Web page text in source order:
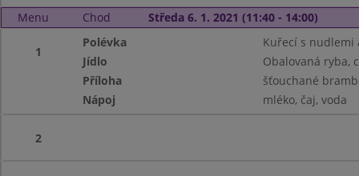
Menu Chod Středa 6. 1. 2021 (11:40 - 14:00)
1
Polévka
Kuřecí s nudlemi
Jídlo
Obalovaná ryba,
Příloha
šťouchané
Nápoj
mléko, čaj, voda
2